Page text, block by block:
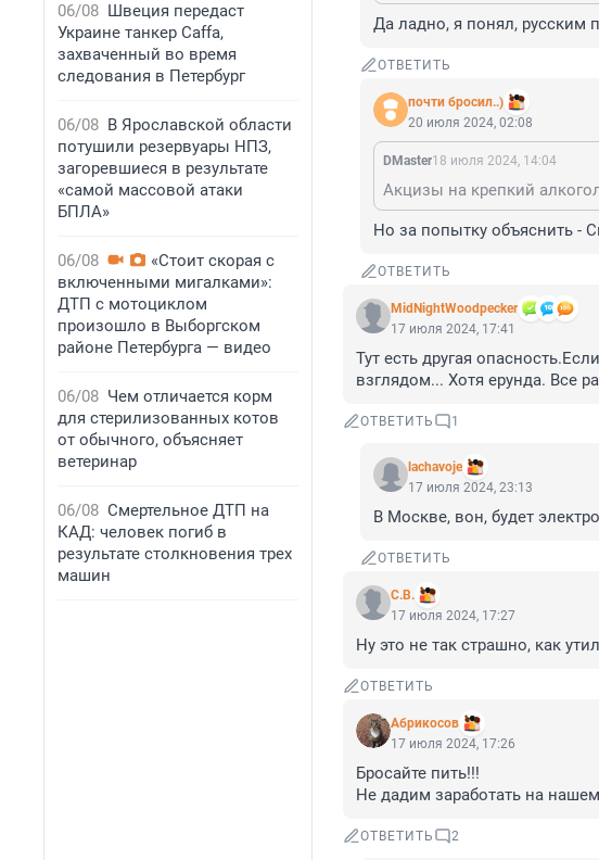
06/08 Швеция передаст
Украине танкер Caffa,
захваченный во время
следования в Петербург
06/08 В Ярославской области
потушили резервуары НПЗ,
загоревшиеся в результате
«самой массовой атаки
БПЛА»
06/08
«Стоит скорая с
включенными мигалками»:
ДТП с мотоциклом
произошло в Выборгском
районе Петербурга — видео
06/08 Чем отличается корм
для стерилизованных котов
от обычного, объясняет
ветеринар
06/08 Смертельное ДТП на
КАД: человек погиб в
результате столкновения трех
машин
Да ладно, я понял, русским
ОТВЕТИТЬ
почти бросил..)
20 июля 2024, 02:08
DMaster18 июля 2024, 14:04
Но за попытку объяснить -
ОТВЕТИТЬ
MidNightWoodpecker
17 июля 2024, 17:41
Тут есть другая
взглядом... Хотя ерунда. Все
ОТВЕТИТЬ 1
lachavoje
17 июля 2024, 23:13
В Москве, вон, будет
ОТВЕТИТЬ
C.B.
17 июля 2024, 17:27
Ну это не так страшно, как
ОТВЕТИТЬ
Абрикосов
17 июля 2024, 17:26
Бросайте пить!!!
Не дадим заработать на
ОТВЕТИТЬ 2